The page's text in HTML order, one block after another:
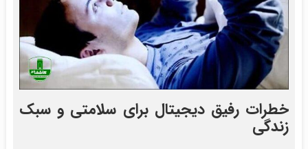
خطرات رفیق دیجیتال برای سلامتی و سبک
زندگی